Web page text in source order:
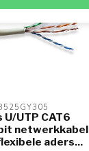
U/UTP CAT6
netwerkkabel
aders...